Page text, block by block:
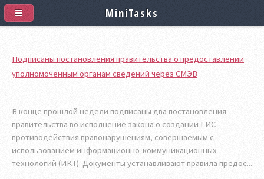
Подписаны постановления правительства о предоставлении
уполномоченным органам сведений через СМЭВ
В конце прошлой недели подписаны два постановления
правительства во исполнение закона о создании ГИС
противодействия правонарушениям, совершаемым с
использованием информационно-коммуникационных
технологий (ИКТ). Документы устанавливают правила предос...
MiniTasks